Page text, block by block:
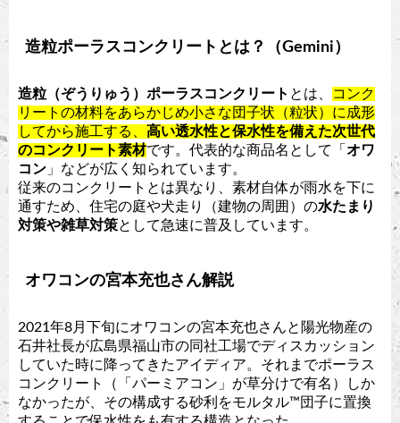
造粒ポーラスコンクリートとは？（Gemini）
造粒（ぞうりゅう）ポーラスコンクリート とは、
コンク
リートの材料をあらかじめ小さな団子状（粒状）に成形
してから施工する、 高い透水性と保水性を備えた次世代
のコンクリート素材です。代表的な商品名として「 オワ
コン 」などが広く知られています。
従来のコンクリートとは異なり、素材自体が雨水を下に
通すため、住宅の庭や犬走り（建物の周囲）の水たまり
対策や雑草対策として急速に普及しています。
オワコンの宮本充也さん解説
2021年8月下旬にオワコンの宮本充也さんと陽光物産の
石井社長が広島県福山市の同社工場でディスカッション
していた時に降ってきたアイディア。それまでポーラス
コンクリート（「パーミアコン」が草分けで有名）しか
なかったが、その構成する砂利をモルタル™︎団子に置換